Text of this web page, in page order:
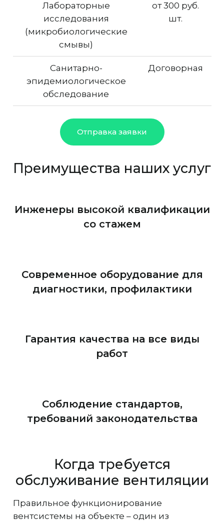
Лабораторные
исследования
(микробиологические
смывы)
от 300 руб.
шт.
Санитарно-
эпидемиологическое
обследование
Договорная
Отправка заявки
Преимущества наших услуг
Инженеры высокой квалификации
со стажем
Современное оборудование для
диагностики, профилактики
Гарантия качества на все виды
работ
Соблюдение стандартов,
требований законодательства
Когда требуется
обслуживание вентиляции
Правильное функционирование
вентсистемы на объекте – один из